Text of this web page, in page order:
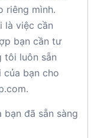
riêng mình.
là việc cần
bạn cần tư
tôi luôn sẵn
của bạn cho
đã sẵn sàng